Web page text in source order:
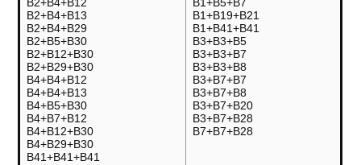
B2+B4+B12
B2+B4+B13
B2+B4+B29
B2+B5+B30
B2+B12+B30
B2+B29+B30
B4+B4+B12
B4+B4+B13
B4+B5+B30
B4+B7+B12
B4+B12+B30
B4+B29+B30
B41+B41+B41
B1+B5+B7
B1+B19+B21
B1+B41+B41
B3+B3+B5
B3+B3+B7
B3+B3+B8
B3+B7+B7
B3+B7+B8
B3+B7+B20
B3+B7+B28
B7+B7+B28